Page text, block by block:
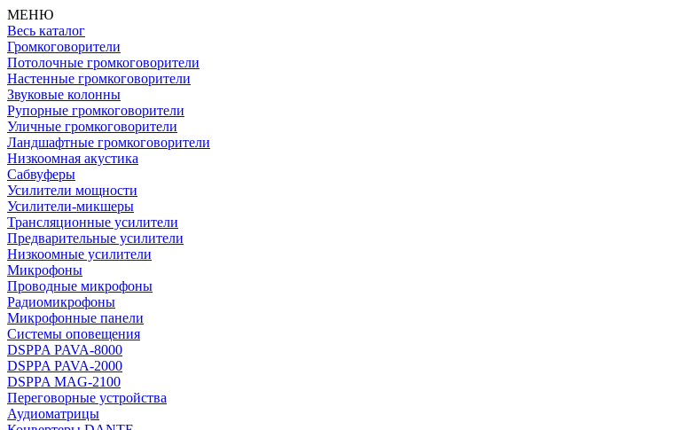
МЕНЮ
Весь каталог
Громкоговорители
Потолочные громкоговорители
Настенные громкоговорители
Звуковые колонны
Рупорные громкоговорители
Уличные громкоговорители
Ландшафтные громкоговорители
Низкоомная акустика
Сабвуферы
Усилители мощности
Усилители-микшеры
Трансляционные усилители
Предварительные усилители
Низкоомные усилители
Микрофоны
Проводные микрофоны
Радиомикрофоны
Микрофонные панели
Системы оповещения
DSPPA PAVA-8000
DSPPA PAVA-2000
DSPPA MAG-2100
Переговорные устройства
Аудиоматрицы